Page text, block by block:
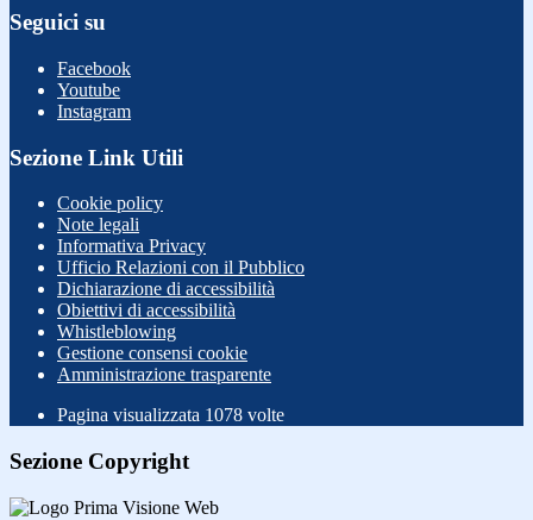
Seguici su
Facebook
Youtube
Instagram
Sezione Link Utili
Cookie policy
Note legali
Informativa Privacy
Ufficio Relazioni con il Pubblico
Dichiarazione di accessibilità
Obiettivi di accessibilità
Whistleblowing
Gestione consensi cookie
Amministrazione trasparente
Pagina visualizzata 1078 volte
Sezione Copyright